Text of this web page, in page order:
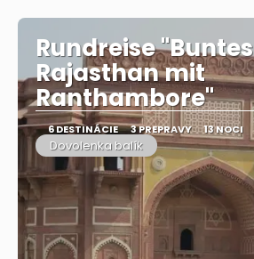
Rundreise "Buntes
Rajasthan mit
Ranthambore"
6 DESTINÁCIE 3 PREPRAVY 13 NOCI
Dovolenka balík